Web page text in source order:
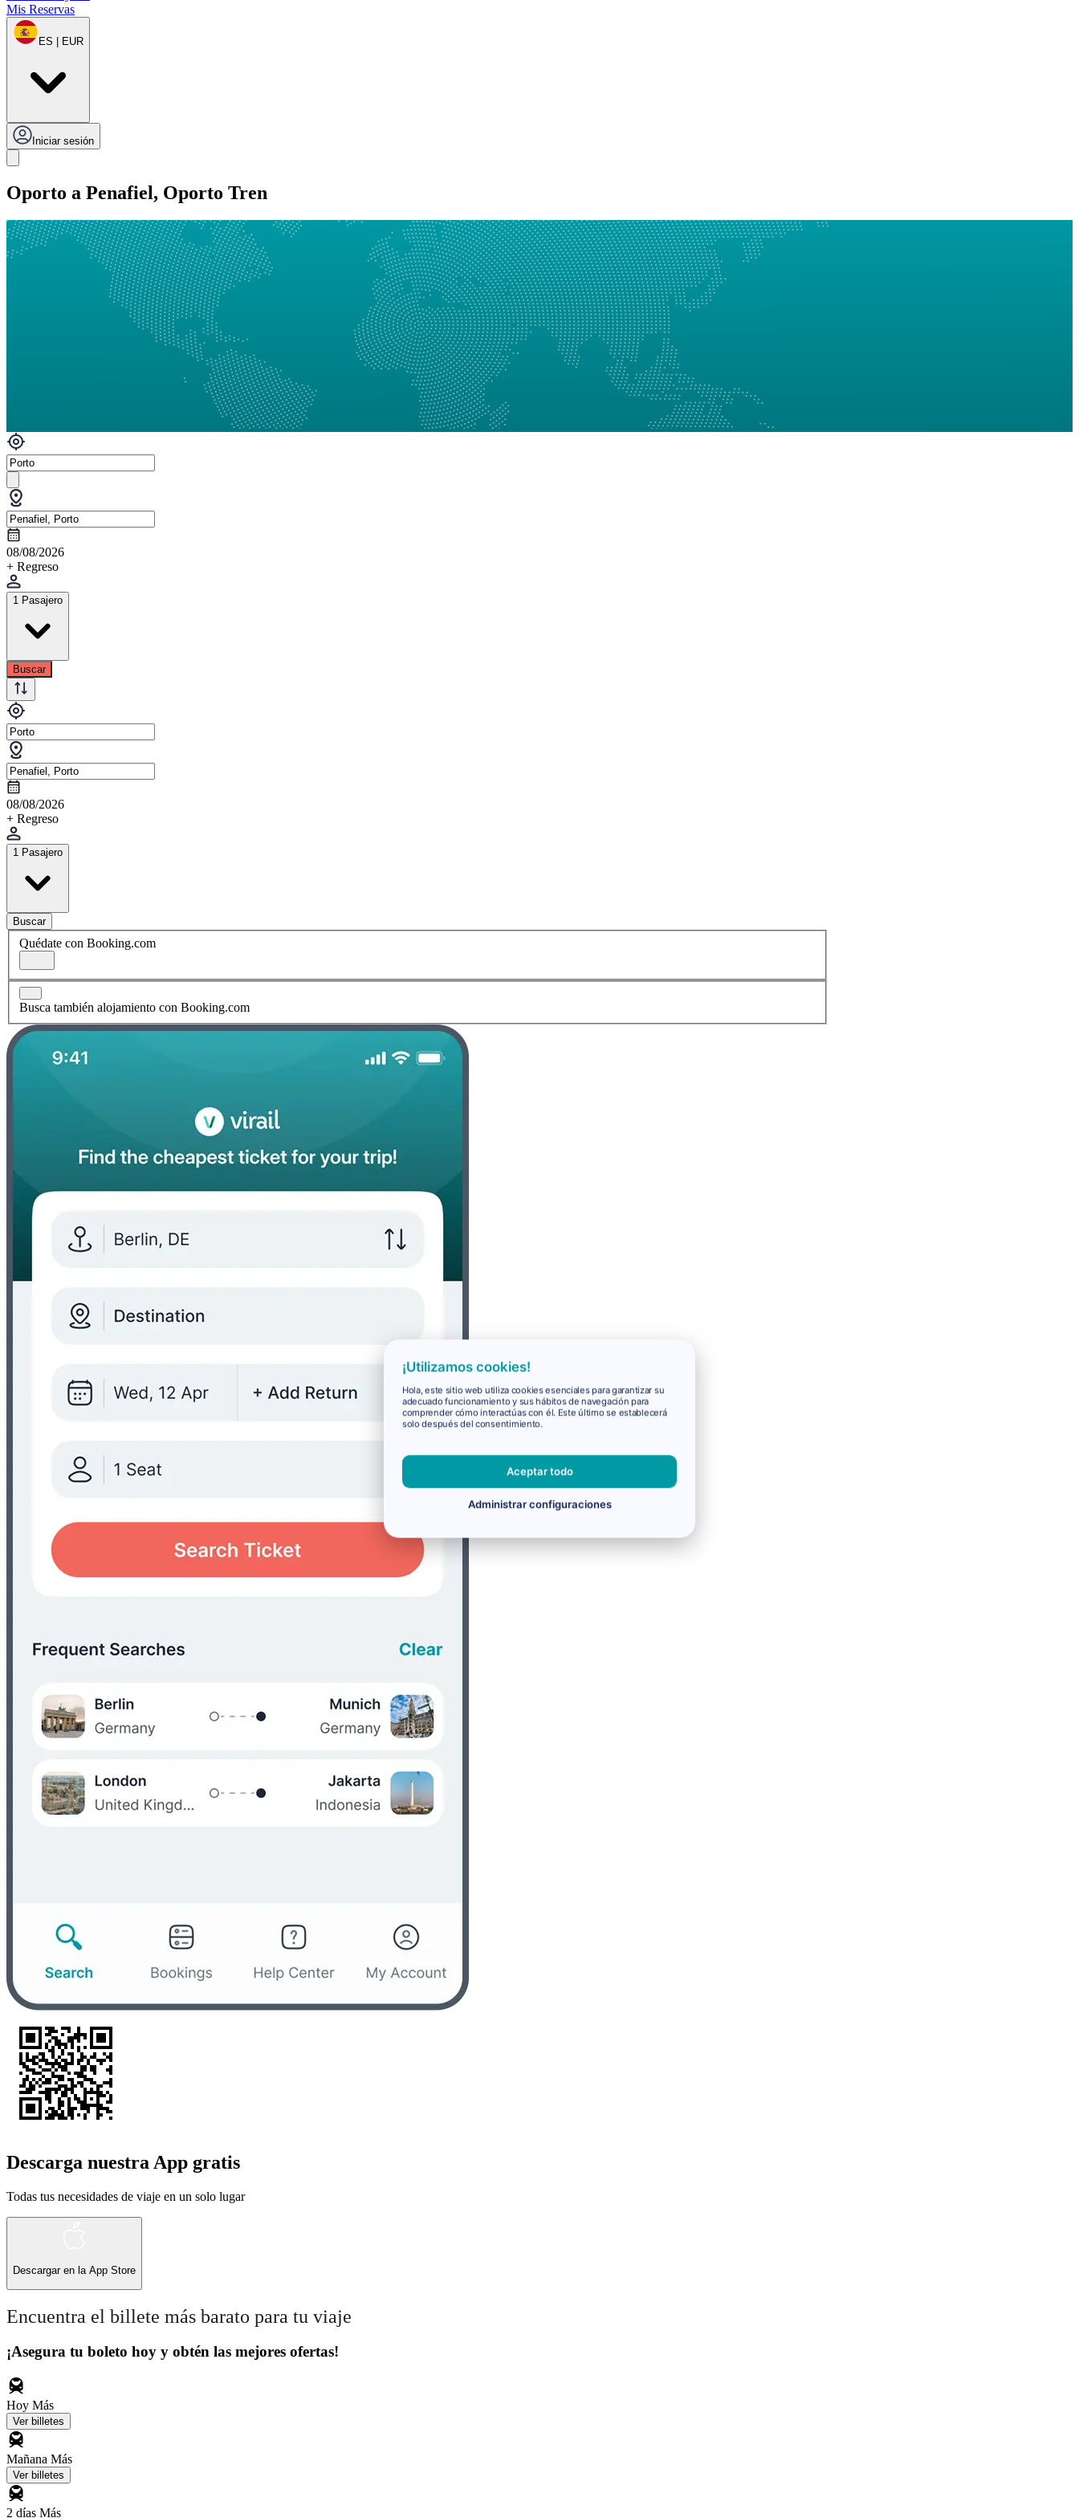
Mis Reservas
ES | EUR
Iniciar sesión
Oporto a Penafiel, Oporto Tren
08/08/2026
+ Regreso
1 Pasajero
Buscar
08/08/2026
+ Regreso
1 Pasajero
Buscar
Quédate con Booking.com
Busca también alojamiento con Booking.com
Descarga nuestra App gratis
Todas tus necesidades de viaje en un solo lugar
Descargar en la App Store
Encuentra el billete más barato para tu viaje
¡Asegura tu boleto hoy y obtén las mejores ofertas!
Hoy Más
Ver billetes
Mañana Más
Ver billetes
2 días Más
¡Utilizamos cookies!
Hola, este sitio web utiliza cookies esenciales para garantizar su
adecuado funcionamiento y sus hábitos de navegación para
comprender cómo interactúas con él. Este último se establecerá
solo después del consentimiento.
Aceptar todo
Administrar configuraciones